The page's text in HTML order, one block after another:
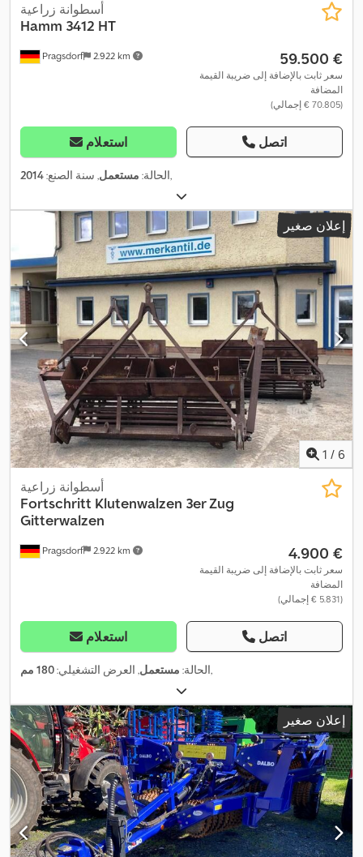
Pragsdorf 2.922 km
أسطوانة زراعية
Hamm 3412 HT
‏59.500 €
سعر ثابت بالإضافة إلى ضريبة القيمة
المضافة
(‏70.805 € إجمالي)
استعلام اتصل
الحالة: مستعمل, سنة الصنع:2014 ,
إعلان صغير
1 / 6
Pragsdorf 2.922 km
أسطوانة زراعية
Fortschritt Klutenwalzen 3er Zug
Gitterwalzen
‏4.900 €
سعر ثابت بالإضافة إلى ضريبة القيمة
المضافة
(‏5.831 € إجمالي)
استعلام اتصل
الحالة: مستعمل, العرض التشغيلي:180 مم ,
إعلان صغير